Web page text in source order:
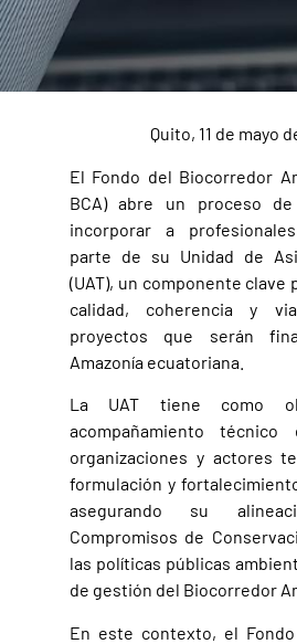
Quito, 11 de mayo
El Fondo del Biocorredor
BCA) abre un proceso
incorporar a
parte de su Unidad de
(UAT), un componente clave
calidad, coherencia y
proyectos que serán
Amazonía ecuatoriana.
La UAT tiene como
acompañamiento técnico
organizaciones y actores
formulación y
asegurando su
Compromisos de
las políticas públicas
de gestión del Biocorredor
En este contexto, el